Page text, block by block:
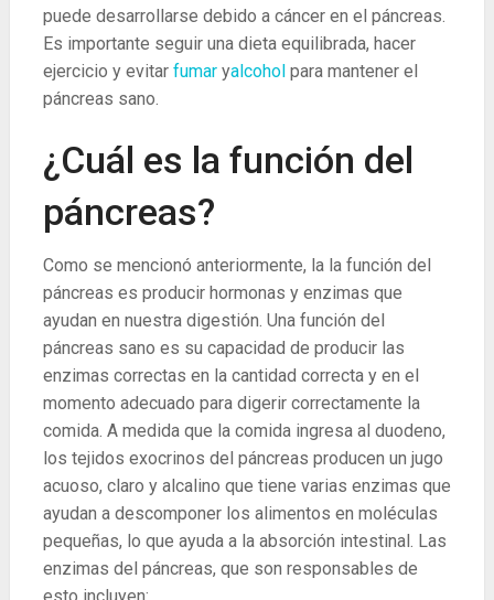
puede desarrollarse debido a cáncer en el páncreas.
Es importante seguir una dieta equilibrada, hacer
ejercicio y evitar fumar yalcohol para mantener el
páncreas sano.
¿Cuál es la función del
páncreas?
Como se mencionó anteriormente, la la función del
páncreas es producir hormonas y enzimas que
ayudan en nuestra digestión. Una función del
páncreas sano es su capacidad de producir las
enzimas correctas en la cantidad correcta y en el
momento adecuado para digerir correctamente la
comida. A medida que la comida ingresa al duodeno,
los tejidos exocrinos del páncreas producen un jugo
acuoso, claro y alcalino que tiene varias enzimas que
ayudan a descomponer los alimentos en moléculas
pequeñas, lo que ayuda a la absorción intestinal. Las
enzimas del páncreas, que son responsables de